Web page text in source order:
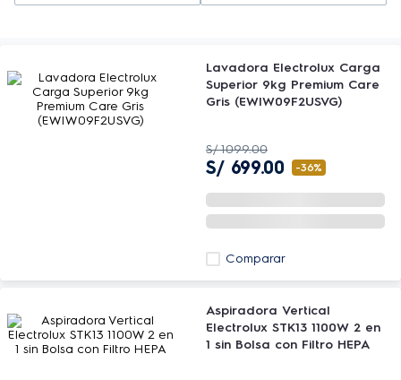
Lavadora Electrolux Carga
Superior 9kg Premium Care
Gris (EWIW09F2USVG)
S/ 1099.00
S/ 699.00 -36%
Comparar
Aspiradora Vertical
Electrolux STK13 1100W 2 en
1 sin Bolsa con Filtro HEPA